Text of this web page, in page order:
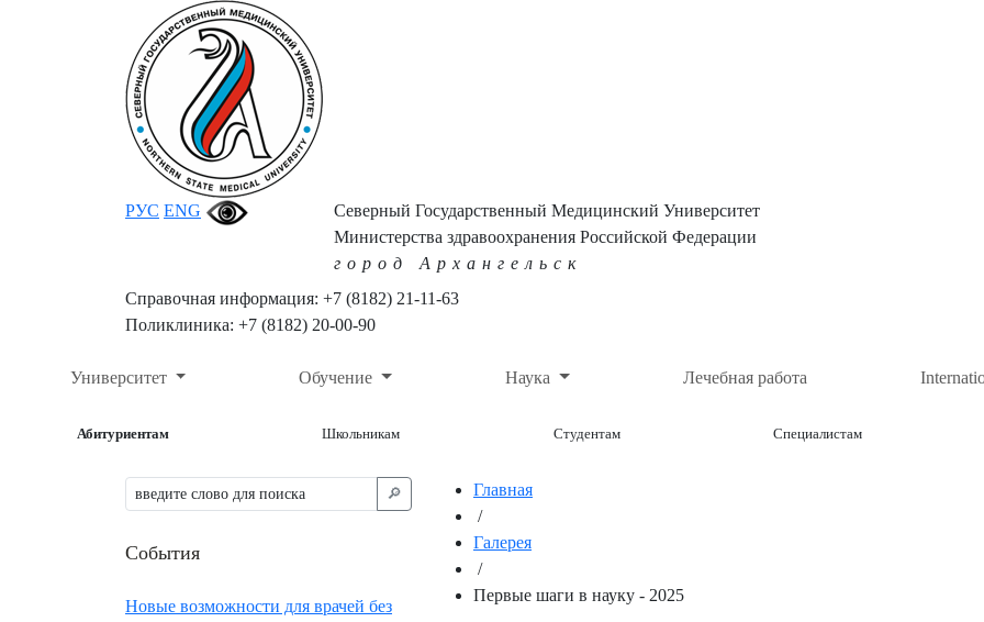
РУС ENG
Северный Государственный Медицинский Университет
Министерства здравоохранения Российской Федерации
город Архангельск
Справочная информация: +7 (8182) 21-11-63
Поликлиника: +7 (8182) 20-00-90
Университет Обучение Наука Лечебная работа
Абитуриентам Школьникам Студентам Специалистам
🔎︎
События
Новые возможности для врачей без
Главная
/
Галерея
/
Первые шаги в науку - 2025